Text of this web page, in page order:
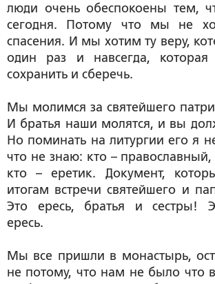
люди очень обеспокоены тем,
сегодня. Потому что мы не
спасения. И мы хотим ту веру,
один раз и навсегда, которая
сохранить и сберечь.
Мы молимся за святейшего
И братья наши молятся, и вы
Но поминать на литургии его я
что не знаю: кто – православный,
кто – еретик. Документ,
итогам встречи святейшего и
Это ересь, братья и сестры!
ересь.
Мы все пришли в монастырь,
не потому, что нам не было что